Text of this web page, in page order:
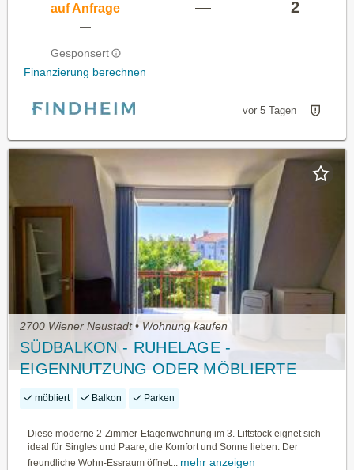
auf Anfrage
—
Gesponsert
Finanzierung berechnen
— 2
vor 5 Tagen
2700 Wiener Neustadt • Wohnung kaufen
SÜDBALKON - RUHELAGE -
EIGENNUTZUNG ODER MÖBLIERTE
VERMIETUNG
möbliert Balkon Parken
Diese moderne 2-Zimmer-Etagenwohnung im 3. Liftstock eignet sich
ideal für Singles und Paare, die Komfort und Sonne lieben. Der
freundliche Wohn-Essraum öffnet... mehr anzeigen